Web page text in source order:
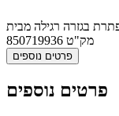
מק"ט 850719936
פרטים נוספים
פרטים נוספים